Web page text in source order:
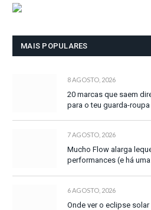
MAIS POPULARES
8 AGOSTO, 2026
20 marcas que saem
para o teu guarda-roupa
7 AGOSTO, 2026
Mucho Flow alarga
performances (e há
6 AGOSTO, 2026
Onde ver o eclipse